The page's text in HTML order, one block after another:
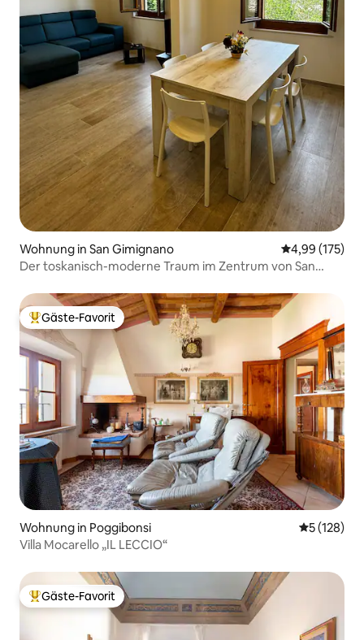
Wohnung in San Gimignano
4,99 (175)
Der toskanisch-moderne Traum im Zentrum von San
Beliebter Gäste-Favorit.
Gäste-Favorit
Wohnung in Poggibonsi
5 (128)
Villa Mocarello „IL LECCIO“
Beliebter Gäste-Favorit.
Gäste-Favorit